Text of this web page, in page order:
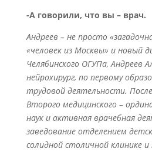
-А говорили, что вы – врач.
Андреев – не просто
«человек из Москвы» и новый
Челябинского ОГУПа, Андреев
нейрохирург, по первому
трудовой деятельности.
Второго медицинского –
наук и активная врачебная
заведование отделением
солидной столичной клинике